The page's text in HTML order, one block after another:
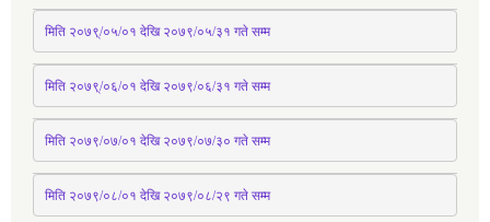
मिति २०७९्/०५/०१ देखि २०७९/०५/३१ गते सम्म
मिति २०७९्/०६/०१ देखि २०७९/०६/३१ गते सम्म
मिति २०७९/०७/०१ देखि २०७९/०७/३० गते सम्म
मिति २०७९/०८/०१ देखि २०७९/०८/२९ गते सम्म